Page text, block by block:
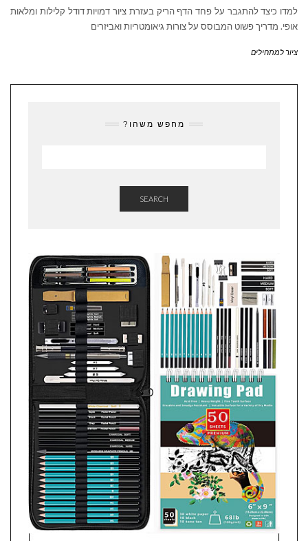
למדו כיצד להתגבר על פחד הדף הריק בעזרת ציור דמויות דודל קלילות ומלאות
אופי. מדריך פשוט המבוסס על צורות גיאומטריות ואביזרים
ציור למתחילים
מחפש משהו?
SEARCH